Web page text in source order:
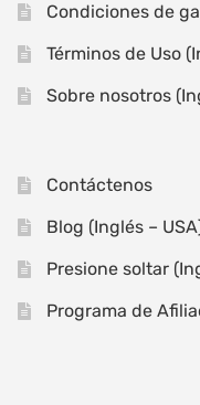
Condiciones de
Términos de Uso
Sobre nosotros
Contáctenos
Blog (Inglés –
Presione soltar
Programa de